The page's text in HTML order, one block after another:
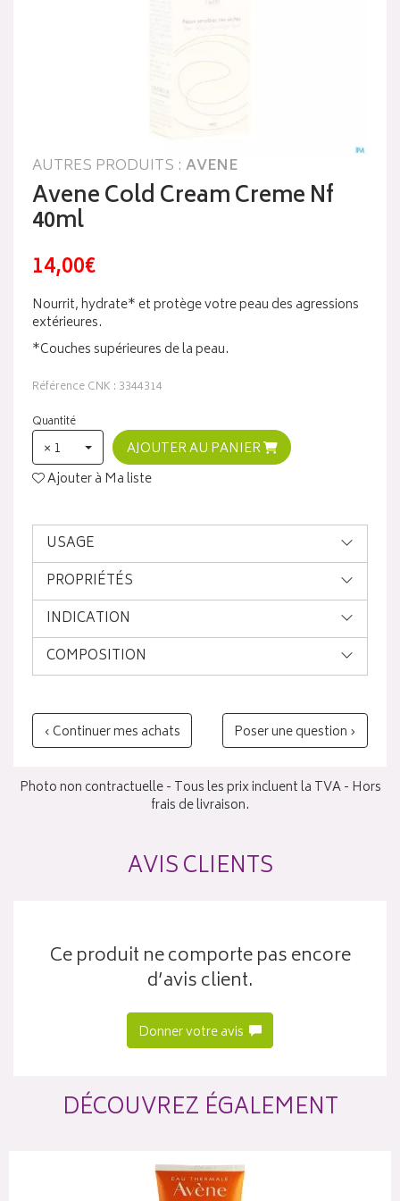
AUTRES PRODUITS : AVENE
Avene Cold Cream Creme Nf
40ml
14,00€
Nourrit, hydrate* et protège votre peau des agressions
extérieures.
*Couches supérieures de la peau.
Référence CNK : 3344314
Quantité
× 1
AJOUTER AU PANIER
Ajouter à Ma liste
USAGE
PROPRIÉTÉS
INDICATION
COMPOSITION
‹ Continuer mes achats Poser une question ›
Photo non contractuelle - Tous les prix incluent la TVA - Hors
frais de livraison.
AVIS CLIENTS
Ce produit ne comporte pas encore
d’avis client.
Donner votre avis
DÉCOUVREZ ÉGALEMENT